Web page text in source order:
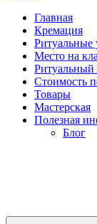
Главная
Кремация
Ритуальные
Место на
Ритуальный
Стоимость
Товары
Мастерская
Полезная
Блог